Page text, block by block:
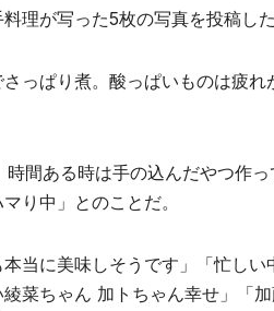
理が写った5枚の写真を投稿した
っぱり煮。酸っぱいものは疲れ
間ある時は手の込んだやつ作
り中」とのことだ。
当に美味しそうです」「忙しい
菜ちゃん 加トちゃん幸せ」「加